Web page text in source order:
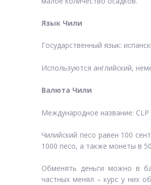
Язык Чили
Государственный язык:
Используются английский,
Валюта Чили
Международное название: CLP
Чилийский песо равен 100
1000 песо, а также монеты в
Обменять деньги можно в
частных менял – курс у них